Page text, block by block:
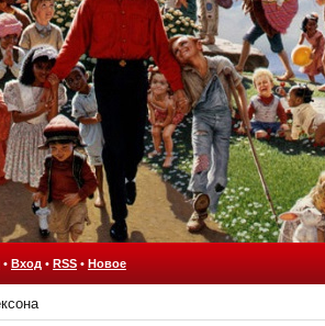
• Вход • RSS • Новое